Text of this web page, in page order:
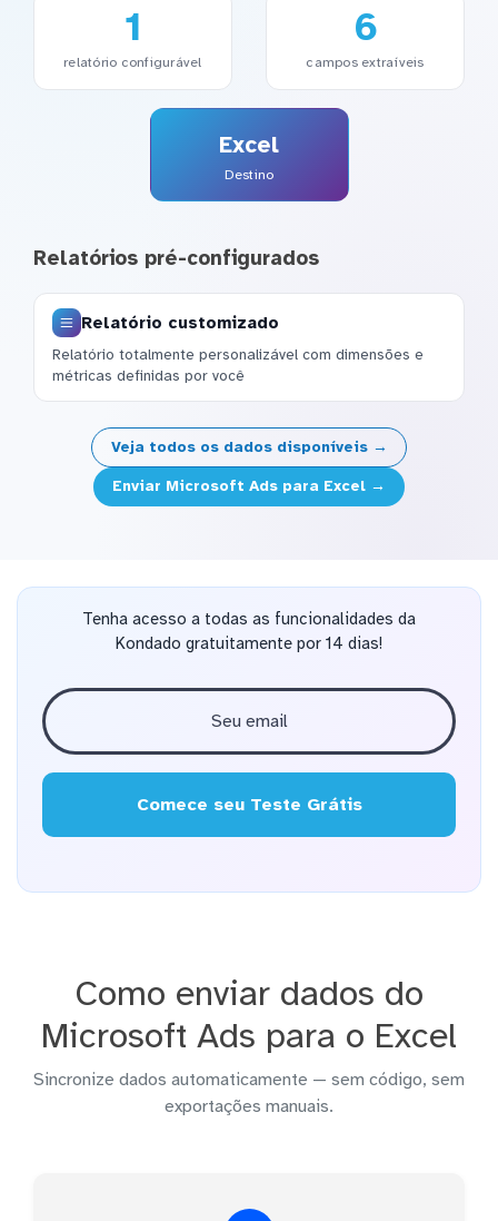
1
relatório configurável
6
campos extraíveis
Excel
Destino
Relatórios pré-configurados
Relatório customizado
Relatório totalmente personalizável com dimensões e
métricas definidas por você
Veja todos os dados disponíveis →
Enviar Microsoft Ads para Excel →
Tenha acesso a todas as funcionalidades da
Kondado gratuitamente por 14 dias!
Comece seu Teste Grátis
Como enviar dados do
Microsoft Ads para o Excel
Sincronize dados automaticamente — sem código, sem
exportações manuais.